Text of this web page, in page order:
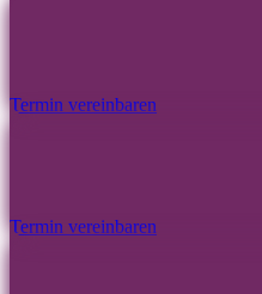
Termin vereinbaren
Termin vereinbaren